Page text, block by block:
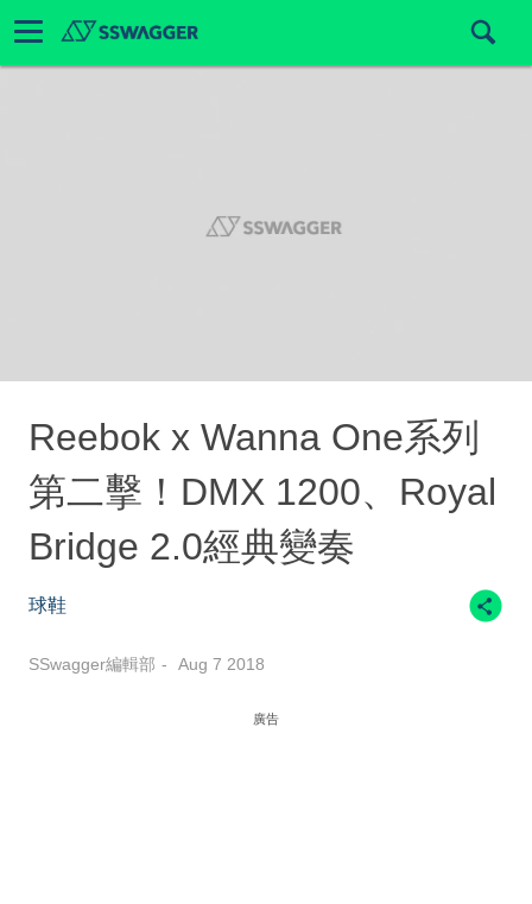
Reebok x Wanna One系列
第二擊！DMX 1200、Royal
Bridge 2.0經典變奏
球鞋
SSwagger編輯部 Aug 7 2018
廣告